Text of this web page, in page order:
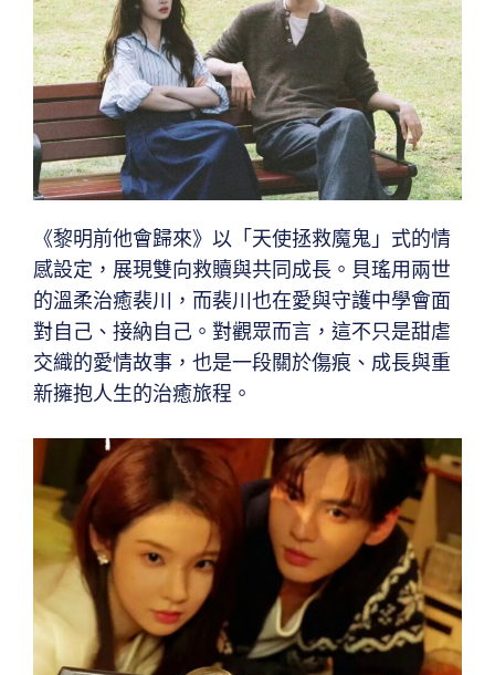
《黎明前他會歸來》以「天使拯救魔鬼」式的情
感設定，展現雙向救贖與共同成長。貝瑤用兩世
的溫柔治癒裴川，而裴川也在愛與守護中學會面
對自己、接納自己。對觀眾而言，這不只是甜虐
交織的愛情故事，也是一段關於傷痕、成長與重
新擁抱人生的治癒旅程。